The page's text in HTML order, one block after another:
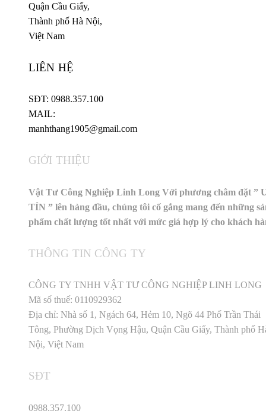
Quận Cầu Giấy,
Thành phố Hà Nội,
Việt Nam
LIÊN HỆ
SĐT: 0988.357.100
MAIL:
manhthang1905@gmail.com
GIỚI THIỆU
Vật Tư Công Nghiệp Linh Long Với phương châm đặt ”
TÍN ” lên hàng đầu, chúng tôi cố gắng mang đến những
phẩm chất lượng tốt nhất với mức giá hợp lý cho khách
THÔNG TIN CÔNG TY
CÔNG TY TNHH VẬT TƯ CÔNG NGHIỆP LINH LONG
Mã số thuế: 0110929362
Địa chỉ: Nhà số 1, Ngách 64, Hẻm 10, Ngõ 44 Phố Trần Thái
Tông, Phường Dịch Vọng Hậu, Quận Cầu Giấy, Thành phố
Nội, Việt Nam
SĐT
0988.357.100